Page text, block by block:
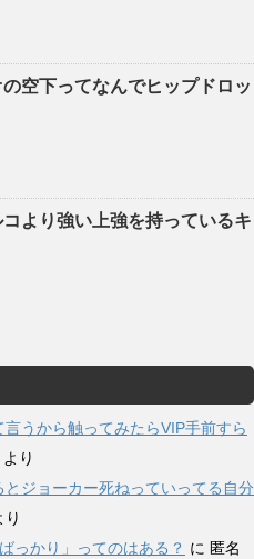
の空下ってなんでヒップドロッ
コより強い上強を持っているキ
言うから触ってみたらVIP手前すら
より
とジョーカー死ねっていってる自分
り
っかり」ってのはある？ に 匿名